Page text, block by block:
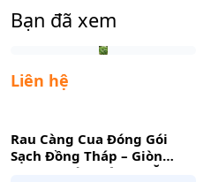
Bạn đã xem
Liên hệ
Rau Càng Cua Đóng Gói
Sạch Đồng Tháp – Giòn
Mọng Nước, Tiện Lợi Ăn